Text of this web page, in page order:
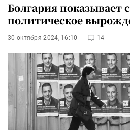
Болгария показывает
политическое
30 октября 2024, 16:10 14